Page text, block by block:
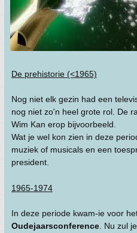
De prehistorie (<1965)
Nog niet elk gezin had een
nog niet zo'n heel grote rol. De
Wim Kan erop bijvoorbeeld.
Wat je wel kon zien in deze
muziek of musicals en een
president.
1965-1974
In deze periode kwam-ie voor
Oudejaarsconference . Nu zul